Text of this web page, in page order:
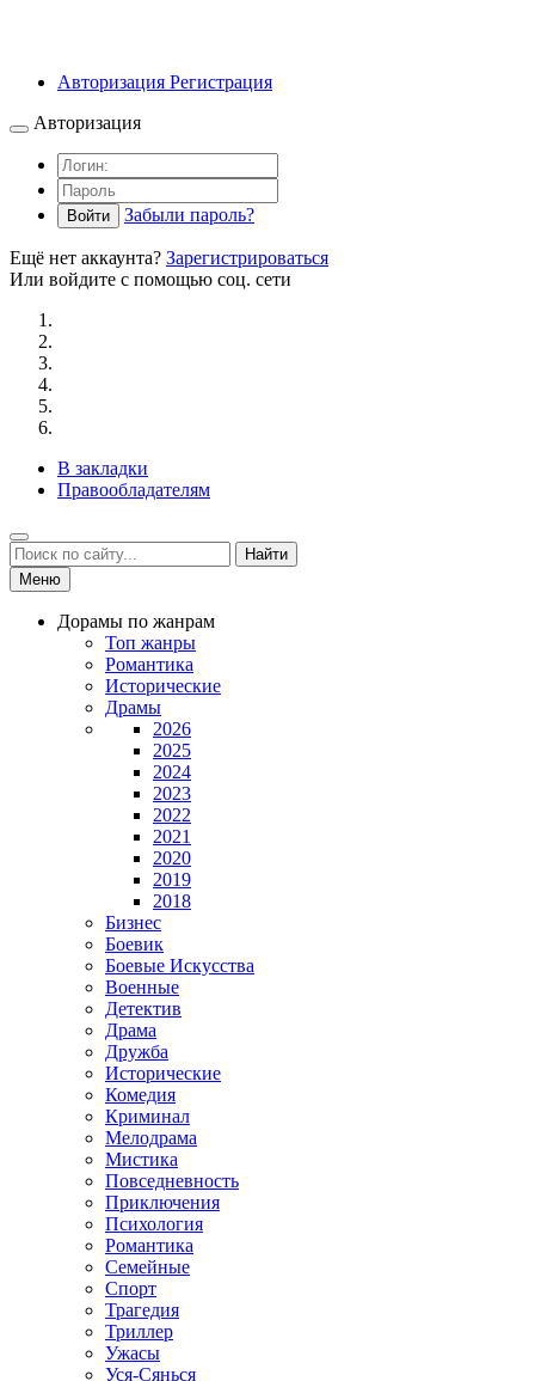
Авторизация Регистрация
Авторизация
Войти Забыли пароль?
Ещё нет аккаунта? Зарегистрироваться
Или войдите с помощью соц. сети
В закладки
Правообладателям
Найти
Меню
Дорамы по жанрам
Топ жанры
Романтика
Исторические
Драмы
2026
2025
2024
2023
2022
2021
2020
2019
2018
Бизнес
Боевик
Боевые Искусства
Военные
Детектив
Драма
Дружба
Исторические
Комедия
Криминал
Мелодрама
Мистика
Повседневность
Приключения
Психология
Романтика
Семейные
Спорт
Трагедия
Триллер
Ужасы
Уся-Сянься